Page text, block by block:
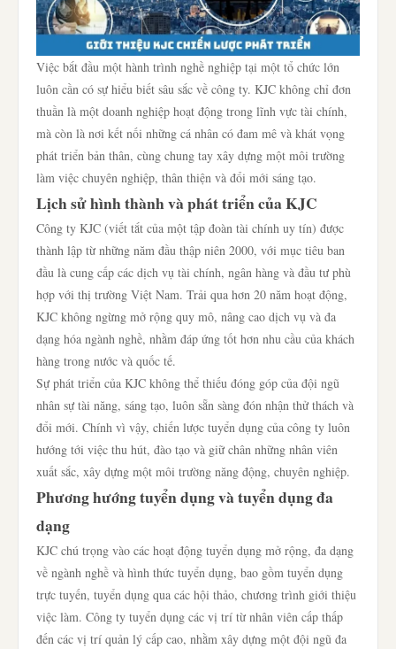
Việc bắt đầu một hành trình nghề nghiệp tại một tổ chức lớn
luôn cần có sự hiểu biết sâu sắc về công ty. KJC không chỉ đơn
thuần là một doanh nghiệp hoạt động trong lĩnh vực tài chính,
mà còn là nơi kết nối những cá nhân có đam mê và khát vọng
phát triển bản thân, cùng chung tay xây dựng một môi trường
làm việc chuyên nghiệp, thân thiện và đổi mới sáng tạo.
Lịch sử hình thành và phát triển của KJC
Công ty KJC (viết tắt của một tập đoàn tài chính uy tín) được
thành lập từ những năm đầu thập niên 2000, với mục tiêu ban
đầu là cung cấp các dịch vụ tài chính, ngân hàng và đầu tư phù
hợp với thị trường Việt Nam. Trải qua hơn 20 năm hoạt động,
KJC không ngừng mở rộng quy mô, nâng cao dịch vụ và đa
dạng hóa ngành nghề, nhằm đáp ứng tốt hơn nhu cầu của khách
hàng trong nước và quốc tế.
Sự phát triển của KJC không thể thiếu đóng góp của đội ngũ
nhân sự tài năng, sáng tạo, luôn sẵn sàng đón nhận thử thách và
đổi mới. Chính vì vậy, chiến lược tuyển dụng của công ty luôn
hướng tới việc thu hút, đào tạo và giữ chân những nhân viên
xuất sắc, xây dựng một môi trường năng động, chuyên nghiệp.
Phương hướng tuyển dụng và tuyển dụng đa
dạng
KJC chú trọng vào các hoạt động tuyển dụng mở rộng, đa dạng
về ngành nghề và hình thức tuyển dụng, bao gồm tuyển dụng
trực tuyến, tuyển dụng qua các hội thảo, chương trình giới thiệu
việc làm. Công ty tuyển dụng các vị trí từ nhân viên cấp thấp
đến các vị trí quản lý cấp cao, nhằm xây dựng một đội ngũ đa